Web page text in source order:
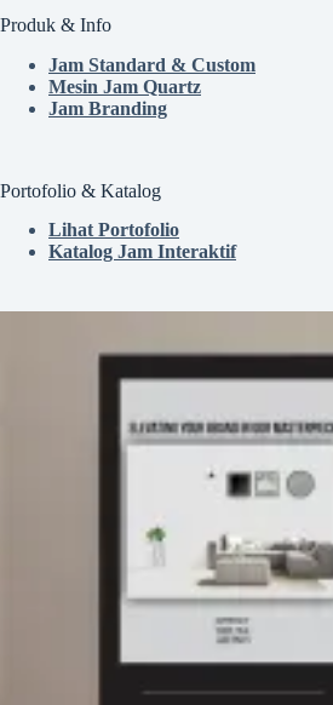
Produk & Info
Jam Standard & Custom
Mesin Jam Quartz
Jam Branding
Portofolio & Katalog
Lihat Portofolio
Katalog Jam Interaktif